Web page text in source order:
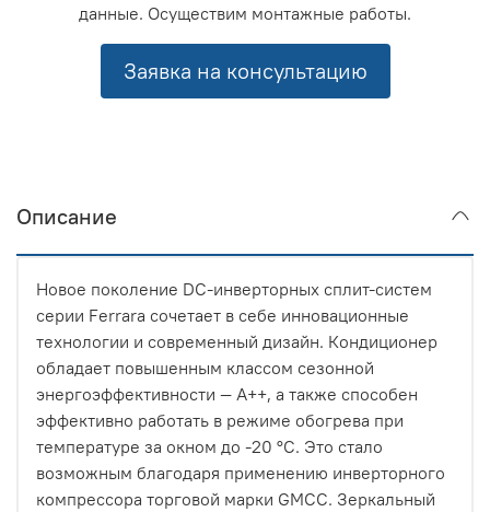
данные. Осуществим монтажные работы.
Заявка на консультацию
Описание
Новое поколение DC-инверторных сплит-систем
серии Ferrara сочетает в себе инновационные
технологии и современный дизайн. Кондиционер
обладает повышенным классом сезонной
энергоэффективности — А++, а также способен
эффективно работать в режиме обогрева при
температуре за окном до -20 °C. Это стало
возможным благодаря применению инверторного
компрессора торговой марки GMCC. Зеркальный